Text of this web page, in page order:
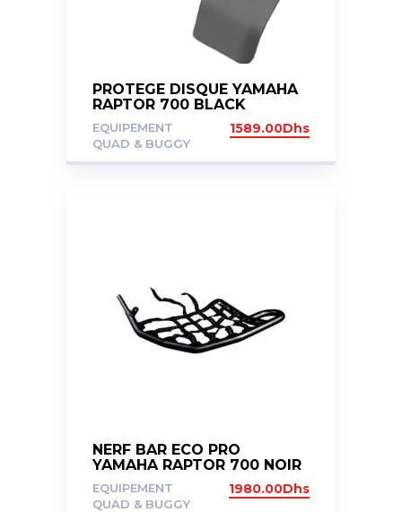
PROTEGE DISQUE YAMAHA
RAPTOR 700 BLACK
EQUIPEMENT
QUAD & BUGGY
1589.00Dhs
NERF BAR ECO PRO
YAMAHA RAPTOR 700 NOIR
EQUIPEMENT
QUAD & BUGGY
1980.00Dhs